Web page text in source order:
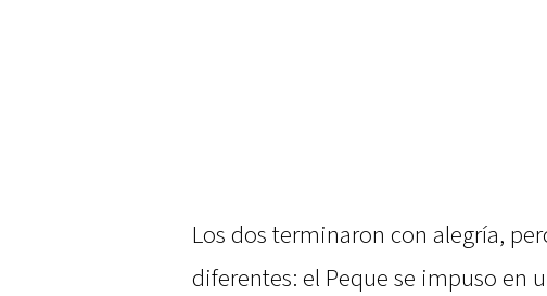
Los dos terminaron con alegría,
diferentes: el Peque se impuso en